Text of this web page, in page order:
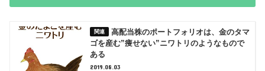
高配当株のポートフォリオは、金のタマ
ゴを産む”痩せない”ニワトリのようなもので
ある
2019.08.03